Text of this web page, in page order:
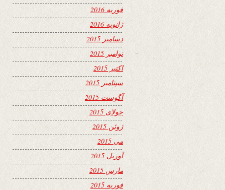
فوریه 2016
ژانویه 2016
دسامبر 2015
نوامبر 2015
اکتبر 2015
سپتامبر 2015
آگوست 2015
جولای 2015
ژوئن 2015
می 2015
آوریل 2015
مارس 2015
فوریه 2015